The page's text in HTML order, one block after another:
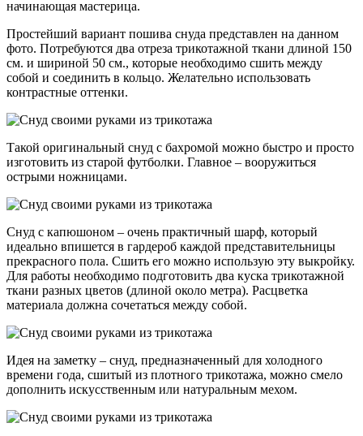
начинающая мастерица.
Простейший вариант пошива снуда представлен на данном
фото. Потребуются два отреза трикотажной ткани длиной 150
см. и шириной 50 см., которые необходимо сшить между
собой и соединить в кольцо. Желательно использовать
контрастные оттенки.
Такой оригинальный снуд с бахромой можно быстро и просто
изготовить из старой футболки. Главное – вооружиться
острыми ножницами.
Снуд с капюшоном – очень практичный шарф, который
идеально впишется в гардероб каждой представительницы
прекрасного пола. Сшить его можно использую эту выкройку.
Для работы необходимо подготовить два куска трикотажной
ткани разных цветов (длиной около метра). Расцветка
материала должна сочетаться между собой.
Идея на заметку – снуд, предназначенный для холодного
времени года, сшитый из плотного трикотажа, можно смело
дополнить искусственным или натуральным мехом.